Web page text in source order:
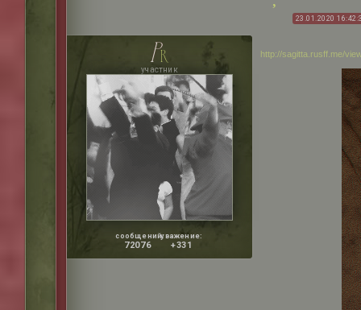
23.01.2020
pr
участник
сообщений:
72076
уважение:
+331
http://sagitta.rusff.me/